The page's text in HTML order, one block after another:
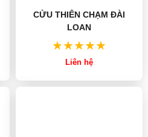
CỬU THIÊN CHẠM ĐÀI
LOAN
Liên hệ